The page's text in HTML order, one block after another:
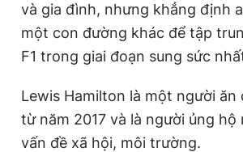
và gia đình, nhưng khẳng định
một con đường khác để tập
F1 trong giai đoạn sung sức
Lewis Hamilton là một người
từ năm 2017 và là người ủng hộ
vấn đề xã hội, môi trường.